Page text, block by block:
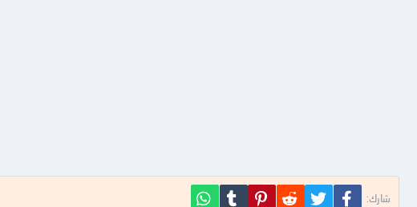
شارك: فيسبوك تويتر Reddit
Pinterest
Tumblr